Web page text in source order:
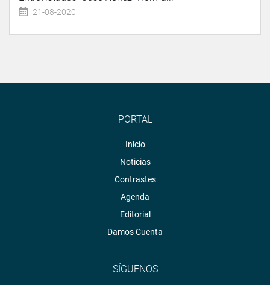
21-08-2020
PORTAL
Inicio
Noticias
Contrastes
Agenda
Editorial
Damos Cuenta
SÍGUENOS